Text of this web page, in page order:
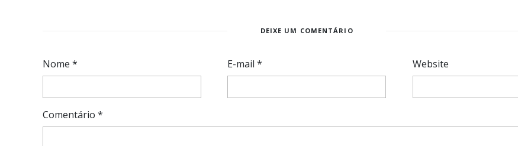
DEIXE UM COMENTÁRIO
Nome * E-mail* Website
Comentário *